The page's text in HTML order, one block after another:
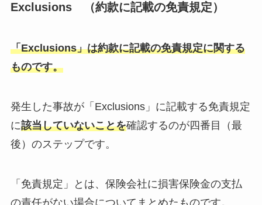
Exclusions （約款に記載の免責規定）
「Exclusions」は約款に記載の免責規定に関する
ものです。
発生した事故が「Exclusions」に記載する免責規定
に該当していないことを確認するのが四番目（最
後）のステップです。
「免責規定」とは、保険会社に損害保険金の支払
の責任がない場合についてまとめたものです。